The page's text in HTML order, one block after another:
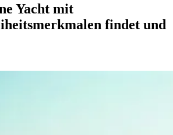
Yacht mit
findet und